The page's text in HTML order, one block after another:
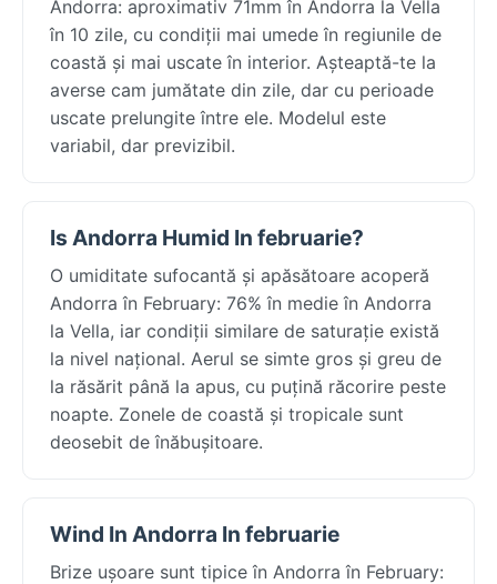
Andorra: aproximativ 71mm în Andorra la Vella
în 10 zile, cu condiții mai umede în regiunile de
coastă și mai uscate în interior. Așteaptă-te la
averse cam jumătate din zile, dar cu perioade
uscate prelungite între ele. Modelul este
variabil, dar previzibil.
Is Andorra Humid In februarie?
O umiditate sufocantă și apăsătoare acoperă
Andorra în February: 76% în medie în Andorra
la Vella, iar condiții similare de saturație există
la nivel național. Aerul se simte gros și greu de
la răsărit până la apus, cu puțină răcorire peste
noapte. Zonele de coastă și tropicale sunt
deosebit de înăbușitoare.
Wind In Andorra In februarie
Brize ușoare sunt tipice în Andorra în February: